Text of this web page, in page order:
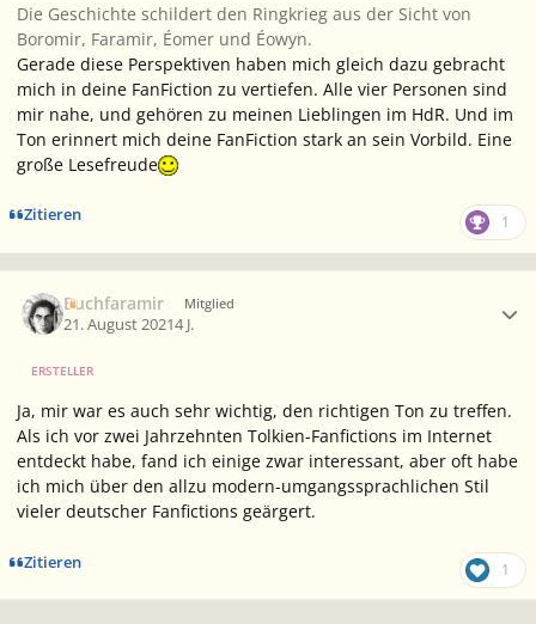
Die Geschichte schildert den Ringkrieg aus der Sicht von
Boromir, Faramir, Éomer und Éowyn.
Gerade diese Perspektiven haben mich gleich dazu gebracht
mich in deine FanFiction zu vertiefen. Alle vier Personen sind
mir nahe, und gehören zu meinen Lieblingen im HdR. Und im
Ton erinnert mich deine FanFiction stark an sein Vorbild. Eine
große Lesefreude
Zitieren 1
Buchfaramir Mitglied
21. August 20214 J.
ERSTELLER
Ja, mir war es auch sehr wichtig, den richtigen Ton zu treffen.
Als ich vor zwei Jahrzehnten Tolkien-Fanfictions im Internet
entdeckt habe, fand ich einige zwar interessant, aber oft habe
ich mich über den allzu modern-umgangssprachlichen Stil
vieler deutscher Fanfictions geärgert.
Zitieren 1